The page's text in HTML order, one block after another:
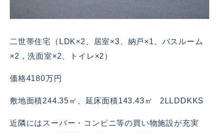
二世帯住宅（LDK×2、居室×3、納戸×1、バスルーム
×2，洗面室×2、トイレ×2）
価格4180万円
敷地面積244.35㎡、延床面積143.43㎡ 2LLDDKKS
近隣にはスーパー・コンビニ等の買い物施設が充実